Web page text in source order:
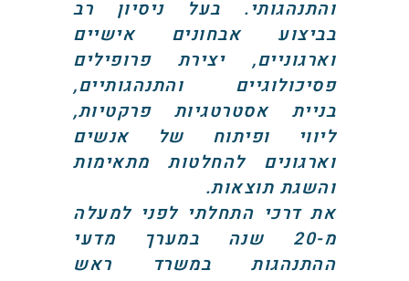
והתנהגותי. בעל ניסיון רב
בביצוע אבחונים אישיים
וארגוניים, יצירת פרופילים
פסיכולוגיים והתנהגותיים,
בניית אסטרטגיות פרקטיות,
ליווי ופיתוח של אנשים
וארגונים להחלטות מתאימות
והשגת תוצאות.
את דרכי התחלתי לפני למעלה
מ-20 שנה במערך מדעי
ההתנהגות במשרד ראש